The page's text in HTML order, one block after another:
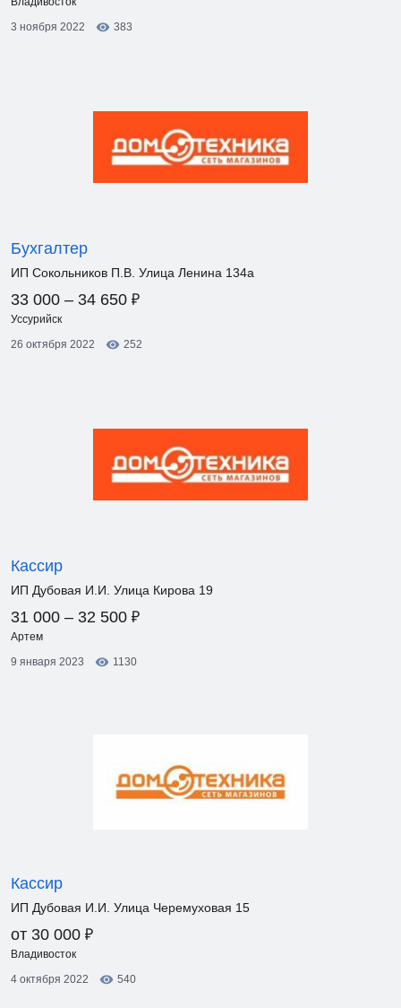
3 ноября 2022
383
Бухгалтер
ИП Сокольников П.В. Улица Ленина 134а
33 000 – 34 650 ₽
Уссурийск
26 октября 2022
252
Кассир
ИП Дубовая И.И. Улица Кирова 19
31 000 – 32 500 ₽
Артем
9 января 2023
1130
Кассир
ИП Дубовая И.И. Улица Черемуховая 15
от 30 000 ₽
Владивосток
4 октября 2022
540